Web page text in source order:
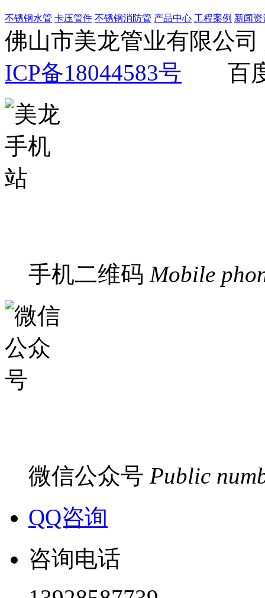
不锈钢水管 卡压管件 不锈钢消防管 产品中心 工程案例 新闻资
佛山市美龙管业有限
ICP备18044583号 百
手机二维码 Mobile
微信公众号 Public
QQ咨询
咨询电话